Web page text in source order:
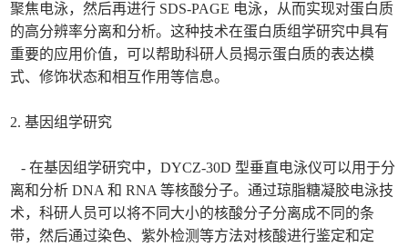
聚焦电泳，然后再进行 SDS-PAGE 电泳，从而实现对蛋白质
的高分辨率分离和分析。这种技术在蛋白质组学研究中具有
重要的应用价值，可以帮助科研人员揭示蛋白质的表达模
式、修饰状态和相互作用等信息。
2. 基因组学研究
- 在基因组学研究中，DYCZ-30D 型垂直电泳仪可以用于分
离和分析 DNA 和 RNA 等核酸分子。通过琼脂糖凝胶电泳技
术，科研人员可以将不同大小的核酸分子分离成不同的条
带，然后通过染色、紫外检测等方法对核酸进行鉴定和定